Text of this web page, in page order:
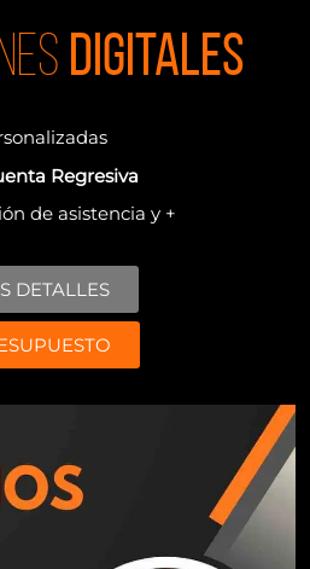
digitales
Regresiva
de asistencia y +
DETALLES